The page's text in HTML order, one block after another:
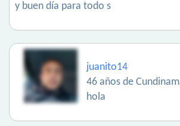
y buen día para todo s
juanito14
46 años de
hola